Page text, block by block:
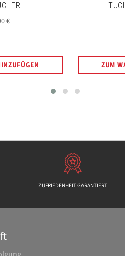
€
ZUM
ZUFRIEDENHEIT GARANTIERT